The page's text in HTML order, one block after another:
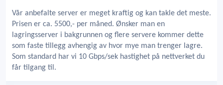
Vår anbefalte server er meget kraftig og kan takle det meste.
Prisen er ca. 5500,- per måned. Ønsker man en
lagringsserver i bakgrunnen og flere servere kommer dette
som faste tillegg avhengig av hvor mye man trenger lagre.
Som standard har vi 10 Gbps/sek hastighet på nettverket du
får tilgang til.